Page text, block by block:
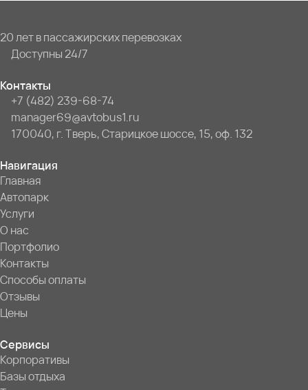
20 лет в пассажирских перевозках
Доступны 24/7
Контакты
+7 (482) 239-68-74
manager69@avtobus1.ru
170040, г. Тверь, Старицкое шоссе, 15, оф. 132
Навигация
Главная
Автопарк
Услуги
О нас
Портфолио
Контакты
Способы оплаты
Отзывы
Цены
Сервисы
Корпоративы
Базы отдыха